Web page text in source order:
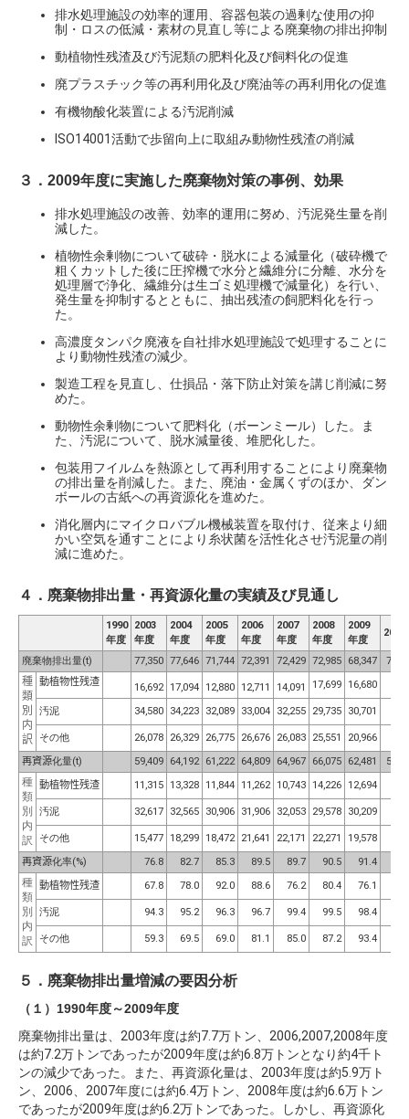
排水処理施設の効率的運用、容器包装の過剰な使用の抑
制・ロスの低減・素材の見直し等による廃棄物の排出抑制
動植物性残渣及び汚泥類の肥料化及び飼料化の促進
廃プラスチック等の再利用化及び廃油等の再利用化の促進
有機物酸化装置による汚泥削減
ISO14001活動で歩留向上に取組み動物性残渣の削減
３．2009年度に実施した廃棄物対策の事例、効果
排水処理施設の改善、効率的運用に努め、汚泥発生量を削
減した。
植物性余剰物について破砕・脱水による減量化（破砕機で
粗くカットした後に圧搾機で水分と繊維分に分離、水分を
処理層で浄化、繊維分は生ゴミ処理機で減量化）を行い、
発生量を抑制するとともに、抽出残渣の飼肥料化を行っ
た。
高濃度タンパク廃液を自社排水処理施設で処理することに
より動物性残渣の減少。
製造工程を見直し、仕損品・落下防止対策を講じ削減に努
めた。
動物性余剰物について肥料化（ボーンミール）した。ま
た、汚泥について、脱水減量後、堆肥化した。
包装用フイルムを熱源として再利用することにより廃棄物
の排出量を削減した。また、廃油・金属くずのほか、ダン
ボールの古紙への再資源化を進めた。
消化層内にマイクロバブル機械装置を取付け、従来より細
かい空気を通すことにより糸状菌を活性化させ汚泥量の削
減に進めた。
４．廃棄物排出量・再資源化量の実績及び見通し
1990
年度
2003
年度
2004
年度
2005
年度
2006
年度
2007
年度
2008
年度
2009
年度
2010
廃棄物排出量(t) 77,350 77,646 71,744 72,391 72,429 72,985 68,347
種
類
別
内
訳
動植物性残渣 16,692 17,094 12,880 12,711 14,091 17,699 16,680
汚泥 34,580 34,223 32,089 33,004 32,255 29,735 30,701
その他 26,078 26,329 26,775 26,676 26,083 25,551
20,966
再資源化量(t) 59,409 64,192 61,222 64,809 64,967 66,075 62,481
種
類
別
内
訳
動植物性残渣 11,315 13,328 11,844 11,262 10,743 14,226 12,694
汚泥 32,617 32,565 30,906 31,906 32,053 29,578 30,209
その他 15,477 18,299 18,472 21,641 22,171 22,271
19,578
再資源化率(%) 76.8 82.7 85.3 89.5 89.7 90.5 91.4
種
類
別
内
訳
動植物性残渣 67.8 78.0 92.0 88.6 76.2 80.4 76.1
汚泥 94.3 95.2 96.3 96.7 99.4 99.5 98.4
その他 59.3 69.5 69.0 81.1 85.0 87.2 93.4
５．廃棄物排出量増減の要因分析
（１）1990年度～2009年度
廃棄物排出量は、2003年度は約7.7万トン、2006,2007,2008年度
は約7.2万トンであったが2009年度は約6.8万トンとなり約4千ト
ンの減少であった。また、再資源化量は、2003年度は約5.9万ト
ン、2006、2007年度には約6.4万トン、2008年度は約6.6万トン
であったが2009年度は約6.2万トンであった。しかし、再資源化